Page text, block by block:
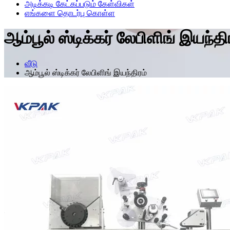
அடிக்கடி கேட்கப்படும் கேள்விகள்
எங்களை தொடர்பு கொள்ள
ஆம்பூல் ஸ்டிக்கர் லேபிளிங்
வீடு
ஆம்பூல் ஸ்டிக்கர் லேபிளிங் இயந்திரம்